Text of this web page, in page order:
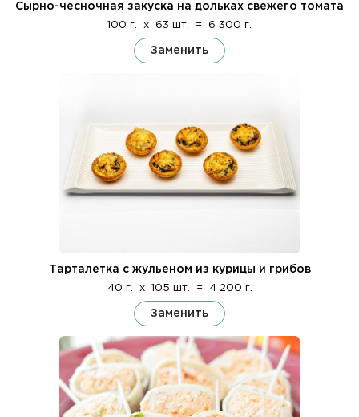
Сырно-чесночная закуска на дольках свежего томата
100 г. x 63 шт. = 6 300 г.
Заменить
Тарталетка с жульеном из курицы и грибов
40 г. x 105 шт. = 4 200 г.
Заменить